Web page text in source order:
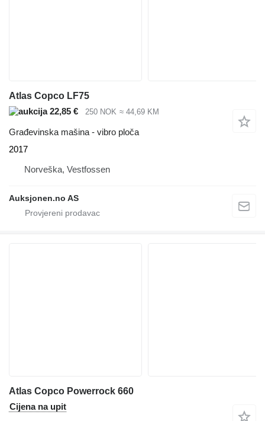
Atlas Copco LF75
22,85 €
250 NOK ≈ 44,69 KM
Građevinska mašina - vibro ploča
2017
Norveška, Vestfossen
Auksjonen.no AS
Atlas Copco Powerrock 660
Cijena na upit